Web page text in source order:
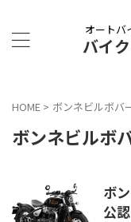
オートバ
バイ
HOME > ボンネビルボバ
ボンネビルボ
ボ
公